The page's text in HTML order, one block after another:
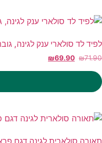
לפיד לד סולארי ענק לגינה, גובה 1.4 מ' עם להבה זזה מדמה נר
₪71.90
₪69.90
תאורה סולארית לגינה דגם